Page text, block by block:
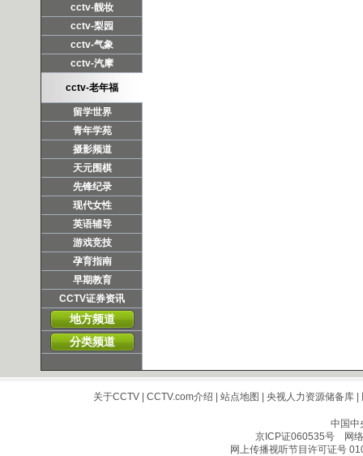
cctv-靓妆
cctv-梨园
cctv-气象
cctv-汽摩
cctv-老年福
留学世界
青年学苑
摄影频道
天元围棋
先锋纪录
现代女性
英语辅导
游戏竞技
孕育指南
早期教育
CCTV证券资讯
地方频道
分类频道
关于CCTV| CCTV.com介绍 | 站点地图 | 央视人力资源储备库|
中国中
京ICP证060535号网络
网上传播视听节目许可证号